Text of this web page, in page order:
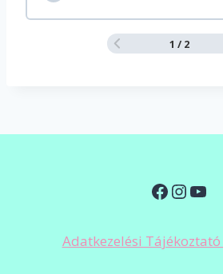
1 / 2
Facebook
Adatkezelési Tájékoztató